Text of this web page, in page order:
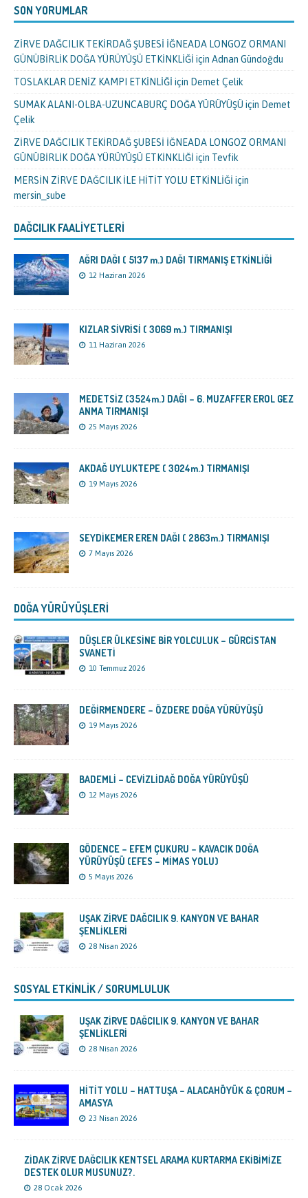
SON YORUMLAR
ZİRVE DAĞCILIK TEKİRDAĞ ŞUBESİ İĞNEADA LONGOZ ORMANI
GÜNÜBİRLİK DOĞA YÜRÜYÜŞÜ ETKİNKLİĞİ için Adnan Gündoğdu
TOSLAKLAR DENİZ KAMPI ETKİNLİĞİ için Demet Çelik
SUMAK ALANI-OLBA-UZUNCABURÇ DOĞA YÜRÜYÜŞÜ için Demet
Çelik
ZİRVE DAĞCILIK TEKİRDAĞ ŞUBESİ İĞNEADA LONGOZ ORMANI
GÜNÜBİRLİK DOĞA YÜRÜYÜŞÜ ETKİNKLİĞİ için Tevfik
MERSİN ZİRVE DAĞCILIK İLE HİTİT YOLU ETKİNLİĞİ için
mersin_sube
DAĞCILIK FAALIYETLERI
AĞRI DAĞI ( 5137 m.) DAĞI TIRMANIŞ ETKİNLİĞİ
12 Haziran 2026
KIZLAR SİVRİSİ ( 3069 m.) TIRMANIŞI
11 Haziran 2026
MEDETSİZ (3524m.) DAĞI – 6. MUZAFFER EROL GEZ
ANMA TIRMANIŞI
25 Mayıs 2026
AKDAĞ UYLUKTEPE ( 3024m.) TIRMANIŞI
19 Mayıs 2026
SEYDİKEMER EREN DAĞI ( 2863m.) TIRMANIŞI
7 Mayıs 2026
DOĞA YÜRÜYÜŞLERİ
DÜŞLER ÜLKESİNE BİR YOLCULUK – GÜRCİSTAN
SVANETİ
10 Temmuz 2026
DEĞİRMENDERE – ÖZDERE DOĞA YÜRÜYÜŞÜ
19 Mayıs 2026
BADEMLİ – CEVİZLİDAĞ DOĞA YÜRÜYÜŞÜ
12 Mayıs 2026
GÖDENCE – EFEM ÇUKURU – KAVACIK DOĞA
YÜRÜYÜŞÜ (EFES – MİMAS YOLU)
5 Mayıs 2026
UŞAK ZİRVE DAĞCILIK 9. KANYON VE BAHAR
ŞENLİKLERİ
28 Nisan 2026
SOSYAL ETKİNLİK / SORUMLULUK
UŞAK ZİRVE DAĞCILIK 9. KANYON VE BAHAR
ŞENLİKLERİ
28 Nisan 2026
HİTİT YOLU – HATTUŞA – ALACAHÖYÜK & ÇORUM –
AMASYA
23 Nisan 2026
ZİDAK ZİRVE DAĞCILIK KENTSEL ARAMA KURTARMA EKİBİMİZE
DESTEK OLUR MUSUNUZ?.
28 Ocak 2026